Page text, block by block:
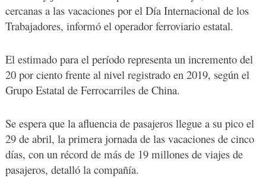
cercanas a las vacaciones por el Día Internacional de los
Trabajadores, informó el operador ferroviario estatal.
El estimado para el período representa un incremento del
20 por ciento frente al nivel registrado en 2019, según el
Grupo Estatal de Ferrocarriles de China.
Se espera que la afluencia de pasajeros llegue a su pico el
29 de abril, la primera jornada de las vacaciones de cinco
días, con un récord de más de 19 millones de viajes de
pasajeros, detalló la compañía.